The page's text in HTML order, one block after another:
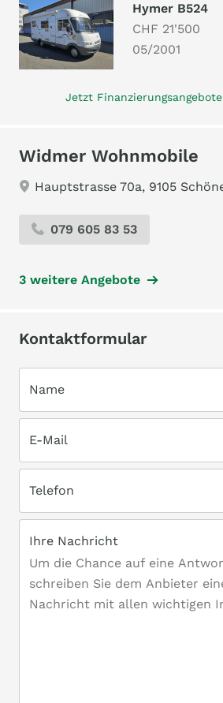
Hymer B524
CHF 21'500
05/2001
Jetzt
Widmer Wohnmobile
Hauptstrasse 70a, 9105
079 605 83 53
3 weitere Angebote
Kontaktformular
Name
E-Mail
Telefon
Ihre Nachricht